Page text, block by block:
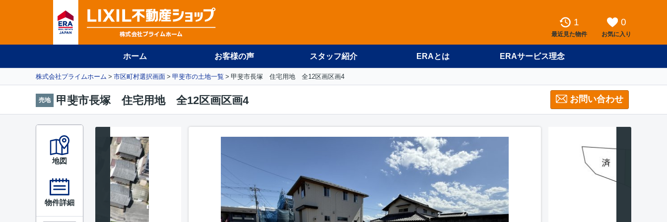
1
最近見た物件
0
お気に入り
ホーム お客様の声 スタッフ紹介 ERAとは ERAサービス理念
株式会社プライムホーム 市区町村選択画面 甲斐市の土地一覧 甲斐市長塚 住宅用地 全12区画区画4
売地 甲斐市長塚 住宅用地 全12区画区画4 お問い合わせ
地図
物件詳細